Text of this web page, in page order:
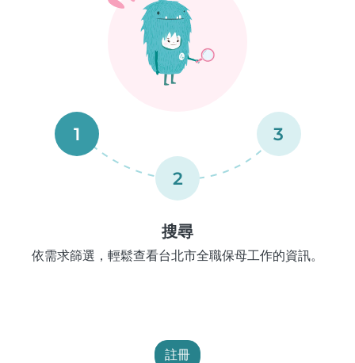
1
2
3
搜尋
依需求篩選，輕鬆查看台北市全職保母工作的資訊。
註冊